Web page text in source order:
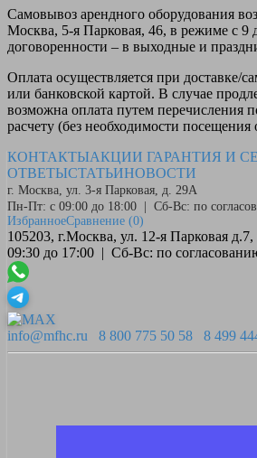
Самовывоз арендного оборудования
Москва, 5-я Парковая, 46, в режиме с 9
договоренности – в выходные и
Оплата осуществляется при доставке/
или банковской картой. В случае
возможна оплата путем перечисления
расчету (без необходимости посещения
КОНТАКТЫАКЦИИ ГАРАНТИЯ И
ОТВЕТЫСТАТЬИНОВОСТИ
г. Москва, ул. 3-я Парковая, д. 29А
Пн-Пт: с 09:00 до 18:00 | Сб-Вс: по
ИзбранноеСравнение (0)
105203, г.Москва, ул. 12-я Парковая
09:30 до 17:00 | Сб-Вс: по
info@mfhc.ru 8 800 775 50 58 8 499